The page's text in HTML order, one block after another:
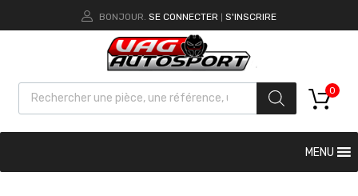
BONJOUR. SE CONNECTER S'INSCRIRE
0
MENU